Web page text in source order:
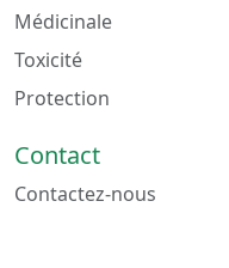
Médicinale
Toxicité
Protection
Contact
Contactez-nous